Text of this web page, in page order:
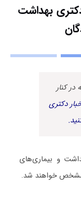
ﺑﻬﺪاﺷﺖ
در کنار
دکتری
و ﺑﻴﻤﺎریﻫﺎی
مشخص خواهند شد.